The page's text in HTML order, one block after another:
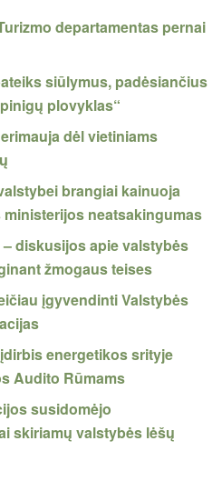
departamentas pernai
siūlymus, padėsiančius
plovyklas“
dėl vietiniams
brangiai kainuoja
neatsakingumas
diskusijos apie valstybės
žmogaus teises
įgyvendinti Valstybės
energetikos srityje
Audito Rūmams
susidomėjo
skiriamų valstybės lėšų